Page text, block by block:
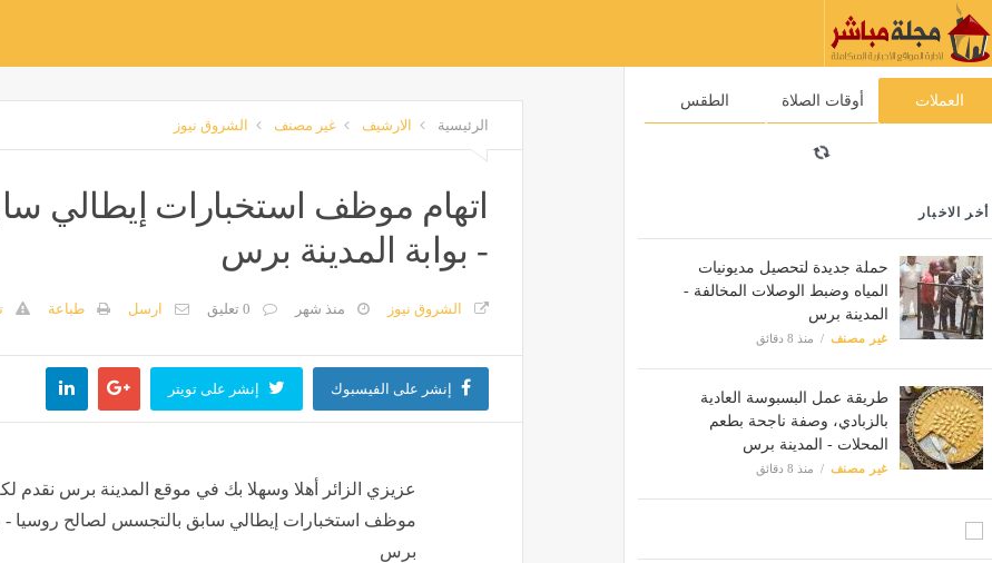
العملات أوقات الصلاة الطقس
أخر الاخبار
حملة جديدة لتحصيل مديونيات
المياه وضبط الوصلات المخالفة -
المدينة برس
غير مصنف منذ 8 دقائق
طريقة عمل البسبوسة العادية
بالزبادي، وصفة ناجحة بطعم
المحلات - المدينة برس
غير مصنف منذ 8 دقائق
الرئيسية الارشيف غير مصنف الشروق نيوز
اتهام موظف استخبارات إيطالي
- بوابة المدينة برس
الشروق نيوز منذ شهر 0 تعليق ارسل طباعة
إنشر على الفيسبوك إنشر على تويتر
عزيزي الزائر أهلا وسهلا بك في موقع المدينة برس نقدم
موظف استخبارات إيطالي سابق بالتجسس لصالح روسيا -
برس